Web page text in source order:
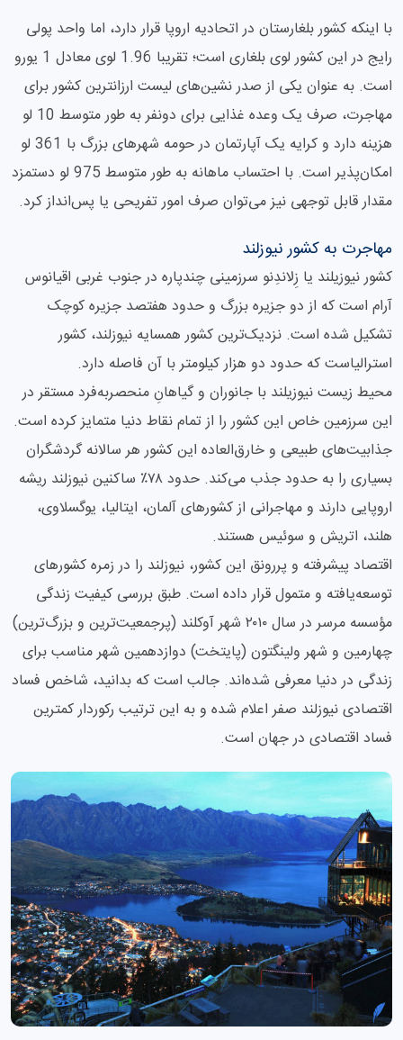
با اینکه کشور بلغارستان در اتحادیه اروپا قرار دارد، اما واحد پولی
رایج در این کشور لوی بلغاری است؛ تقریبا 1.96 لوی معادل 1 یورو
است. به عنوان یکی از صدر نشین‌های لیست ارزانترین کشور برای
مهاجرت، صرف یک وعده غذایی برای دونفر به طور متوسط 10 لو
هزینه دارد و کرایه یک آپارتمان در حومه شهرهای بزرگ با 361 لو
امکان‌پذیر است. با احتساب ماهانه به طور متوسط 975 لو دستمزد
مقدار قابل توجهی نیز می‌توان صرف امور تفریحی یا پس‌انداز کرد.
مهاجرت به کشور نیوزلند
کشور نیوزیلند یا زِلاندِنو سرزمینی چندپاره در جنوب غربی اقیانوس
آرام است که از دو جزیره بزرگ و حدود هفتصد جزیره کوچک
تشکیل شده است. نزدیک‌ترین کشور همسایه نیوزلند، کشور
استرالیاست که حدود دو هزار کیلومتر با آن فاصله دارد.
محیط زیست نیوزیلند با جانوران و گیاهانِ منحصربه‌فرد مستقر در
این سرزمین خاص این کشور را از تمام نقاط دنیا متمایز کرده است.
جذابیت‌های طبیعی و خارق‌العاده این کشور هر سالانه گردشگران
بسیاری را به حدود جذب می‌کند. حدود ۷۸٪ ساکنین نیوزلند ریشه
اروپایی دارند و مهاجرانی از کشورهای آلمان، ایتالیا، یوگسلاوی،
هلند، اتریش و سوئیس هستند.
اقتصاد پیشرفته و پررونق این کشور، نیوزلند را در زمره کشورهای
توسعه‌یافته و متمول قرار داده است. طبق بررسی کیفیت زندگی
مؤسسه مرسر در سال ۲۰۱۰ شهر آوکلند (پرجمعیت‌ترین و بزرگ‌ترین)
چهارمین و شهر ولینگتون (پایتخت) دوازدهمین شهر مناسب برای
زندگی در دنیا معرفی شده‌اند. جالب است که بدانید، شاخص فساد
اقتصادی نیوزلند صفر اعلام شده و به این ترتیب رکوردار کمترین
فساد اقتصادی در جهان است.